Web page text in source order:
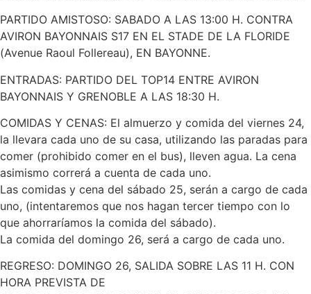
PARTIDO AMISTOSO: SABADO A LAS 13:00 H. CONTRA
AVIRON BAYONNAIS S17 EN EL STADE DE LA FLORIDE
(Avenue Raoul Follereau), EN BAYONNE.
ENTRADAS: PARTIDO DEL TOP14 ENTRE AVIRON
BAYONNAIS Y GRENOBLE A LAS 18:30 H.
COMIDAS Y CENAS: El almuerzo y comida del viernes 24,
la llevara cada uno de su casa, utilizando las paradas para
comer (prohibido comer en el bus), lleven agua. La cena
asimismo correrá a cuenta de cada uno.
Las comidas y cena del sábado 25, serán a cargo de cada
uno, (intentaremos que nos hagan tercer tiempo con lo
que ahorraríamos la comida del sábado).
La comida del domingo 26, será a cargo de cada uno.
REGRESO: DOMINGO 26, SALIDA SOBRE LAS 11 H. CON
HORA PREVISTA DE